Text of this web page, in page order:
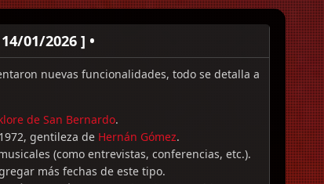
01/2026 ] •
nuevas funcionalidades, todo se detalla a
de San Bernardo.
gentileza de Hernán Gómez.
(como entrevistas, conferencias, etc.).
más fechas de este tipo.